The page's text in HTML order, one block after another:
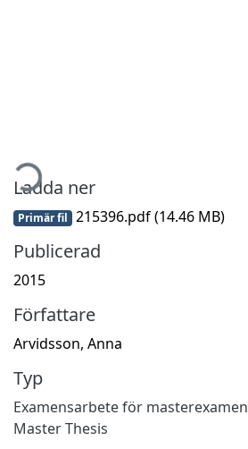
Ladda ner
Primär fil 215396.pdf(14.46 MB)
Publicerad
2015
Författare
Arvidsson, Anna
Typ
Examensarbete för masterexamen
Master Thesis